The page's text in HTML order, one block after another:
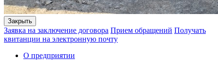
Закрыть
Заявка на заключение договора Прием обращений Получать
квитанции на электронную почту
О предприятии